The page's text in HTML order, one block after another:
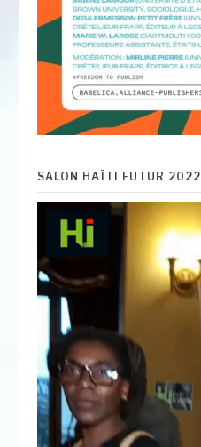
SALON HAÏTI FUTUR 2022